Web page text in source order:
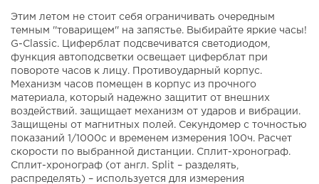
Этим летом не стоит себя ограничивать очередным
темным ''товарищем'' на запястье. Выбирайте яркие часы!
G-Classic. Циферблат подсвечиватся светодиодом,
функция автоподсветки освещает циферблат при
повороте часов к лицу. Противоударный корпус.
Механизм часов помещен в корпус из прочного
материала, который надежно защитит от внешних
воздействий. защищает механизм от ударов и вибрации.
Защищены от магнитных полей. Секундомер с точностью
показаний 1/1000с и временем измерения 100ч. Расчет
скорости по выбранной дистанции. Сплит-хронограф.
Сплит-хронограф (от англ. Split – разделять,
распределять) – используется для измерения